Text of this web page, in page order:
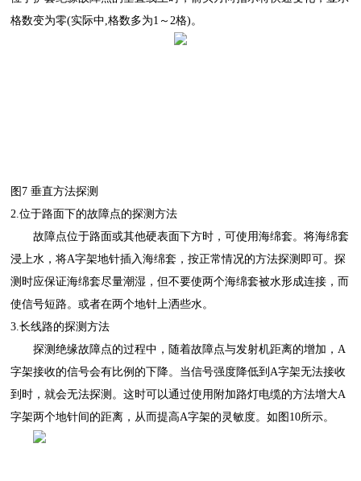
格数变为零(实际中,格数多为1～2格)。
图 7 垂直方法探测
2.位于路面下的故障点的探测方法
故障点位于路面或其他硬表面下方时，可使用海绵套。将海绵套
浸上水，将A字架地针插入海绵套，按正常情况的方法探测即可。探
测时应保证海绵套尽量潮湿，但不要使两个海绵套被水形成连接，而
使信号短路。或者在两个地针上洒些水。
3.长线路的探测方法
探测绝缘故障点的过程中，随着故障点与发射机距离的增加， A
字架接收的信号会有比例的下降。当信号强度降低到A字架无法接收
到时，就会无法探测。这时可以通过使用附加路灯电缆的方法增大A
字架两个地针间的距离，从而提高A字架的灵敏度。如图10所示。